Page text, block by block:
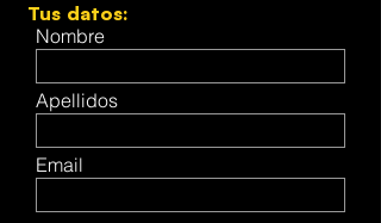
Tus datos:
Nombre
Apellidos
Email